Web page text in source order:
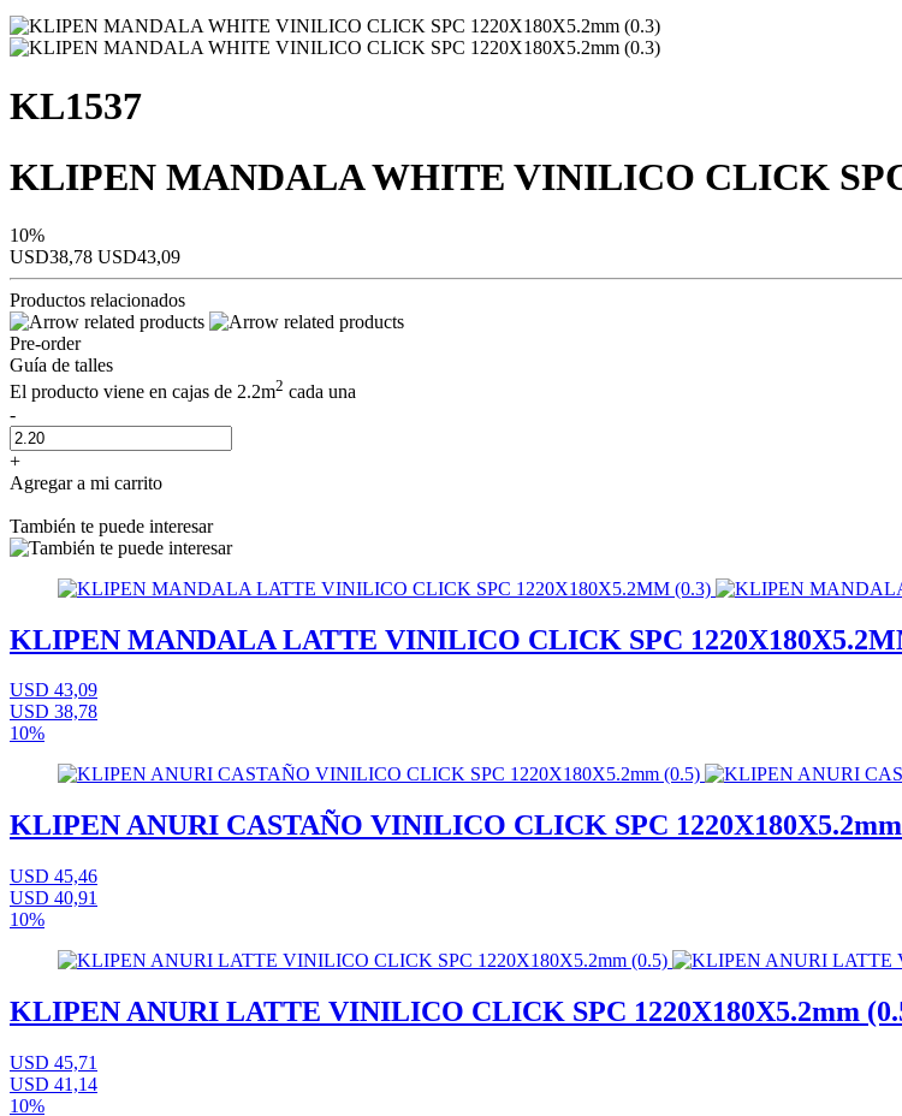
KL1537
KLIPEN MANDALA WHITE VINILICO CLICK SPC
10%
USD38,78 USD43,09
Productos relacionados
Pre-order
Guía de talles
El producto viene en cajas de 2.2m2 cada una
-
+
Agregar a mi carrito
También te puede interesar
KLIPEN MANDALA LATTE VINILICO CLICK SPC
USD 43,09
USD 38,78
10%
KLIPEN ANURI CASTAÑO VINILICO CLICK SPC
USD 45,46
USD 40,91
10%
KLIPEN ANURI LATTE VINILICO CLICK SPC 1220X180X5.2mm
USD 45,71
USD 41,14
10%